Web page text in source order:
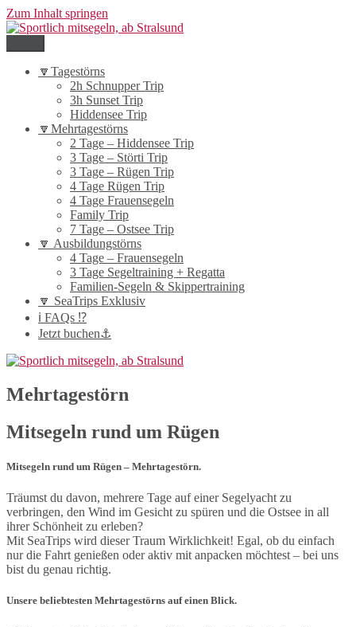
Zum Inhalt springen
Sportlich mitsegeln, ab Stralsund
nach Hiddensee, um Rügen und auf der Ostsee
🔽Tagestörns
2h Schnupper Trip
3h Sunset Trip
Hiddensee Trip
🔽Mehrtagestörns
2 Tage – Hiddensee Trip
3 Tage – Störti Trip
3 Tage – Rügen Trip
4 Tage Rügen Trip
4 Tage Frauensegeln
Family Trip
7 Tage – Ostsee Trip
🔽 Ausbildungstörns
4 Tage – Frauensegeln
3 Tage Segeltraining + Regatta
Familien-Segeln & Skippertraining
🔽 SeaTrips Exklusiv
ℹ️ FAQs ⁉️
Jetzt buchen⚓️
Mehrtagestörn
Mitsegeln rund um Rügen
Mitsegeln rund um Rügen – Mehrtagestörn.
Träumst du davon, mehrere Tage auf einer Segelyacht zu
verbringen, den Wind im Gesicht zu spüren und die Ostsee in all
ihrer Schönheit zu erleben?
Mit SeaTrips wird dieser Traum Wirklichkeit! Egal, ob du einfach
nur die Fahrt genießen oder aktiv mit anpacken möchtest – bei uns
bist du genau richtig.
Unsere beliebtesten Mehrtagestörns auf einen Blick.